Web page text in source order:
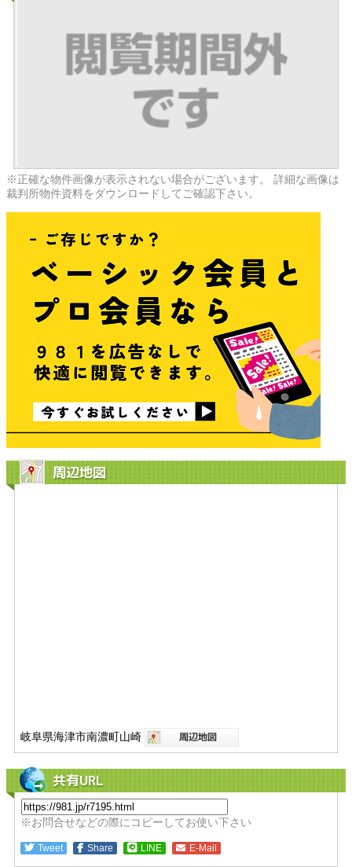
※正確な物件画像が表示されない場合がございます。 詳細な画像は
裁判所物件資料をダウンロードしてご確認下さい。
周辺地図
岐阜県海津市南濃町山崎
共有URL
※お問合せなどの際にコピーしてお使い下さい
Tweet Share LINE E-Mail